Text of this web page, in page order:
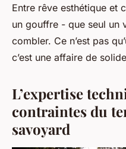
Entre rêve esthétique et
un gouffre - que seul un
combler. Ce n’est pas
c’est une affaire de
L’expertise
contraintes du
savoyard